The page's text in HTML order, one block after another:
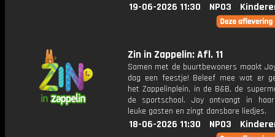
19-06-2026 11:30 NPO3
Zin in Zappelin: Afl. 11
Samen met de buurtbewoners maakt
dag een feestje! Beleef mee wat er
het Zappelinplein, in de B&B, de
de sportschool. Joy ontvangt in
leuke gasten en zingt dansbare liedjes.
18-06-2026 11:30 NPO3